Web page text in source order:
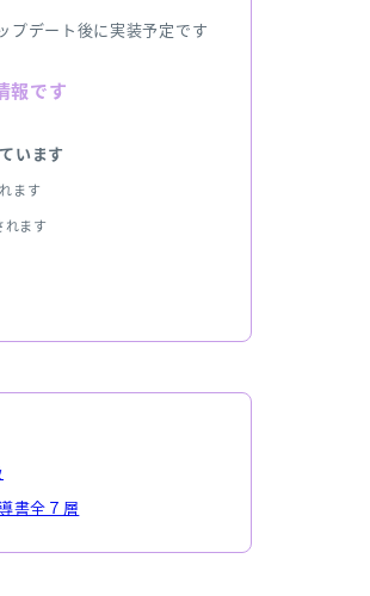
プデート後に実装予定です
報です
います
ます
れます
書全７層